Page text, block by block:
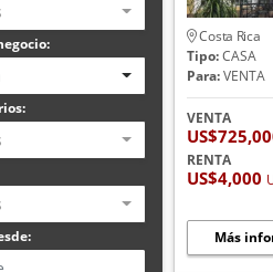
Costa Rica
Tipo:CASA
Para:VENTA
VENTA
RENTA
US$4,000
Más